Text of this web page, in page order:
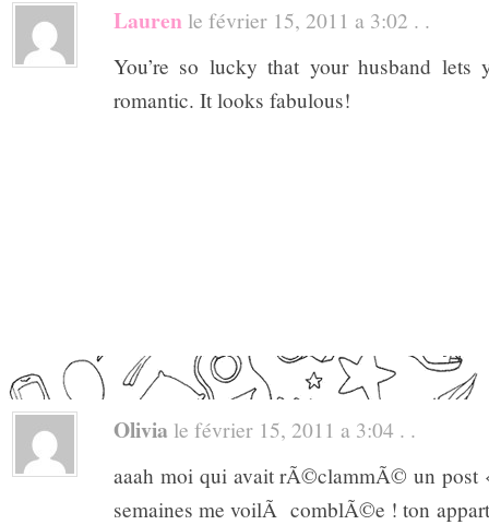
Lauren le février 15, 2011 a 3:02 . .
You’re so lucky that your husband
romantic. It looks fabulous!
Olivia le février 15, 2011 a 3:04 . .
aaah moi qui avait rÃ©clammÃ© un
semaines me voilÃ comblÃ©e ! ton